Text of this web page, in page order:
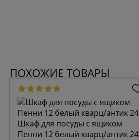
ПОХОЖИЕ ТОВАРЫ
Шкаф для посуды с ящиком
Пенни 12 белый кварц/антик 24